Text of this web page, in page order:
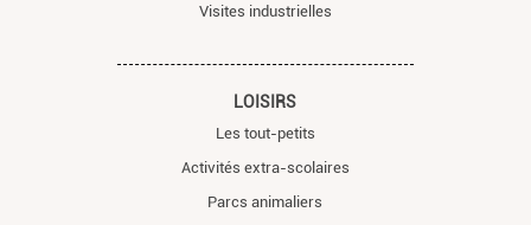
Visites industrielles
LOISIRS
Les tout-petits
Activités extra-scolaires
Parcs animaliers